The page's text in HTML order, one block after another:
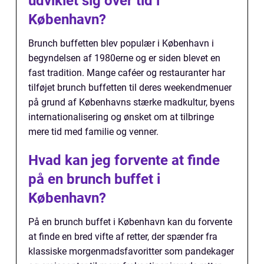
København?
Brunch buffetten blev populær i København i
begyndelsen af 1980erne og er siden blevet en
fast tradition. Mange caféer og restauranter har
tilføjet brunch buffetten til deres weekendmenuer
på grund af Københavns stærke madkultur, byens
internationalisering og ønsket om at tilbringe
mere tid med familie og venner.
Hvad kan jeg forvente at finde
på en brunch buffet i
København?
På en brunch buffet i København kan du forvente
at finde en bred vifte af retter, der spænder fra
klassiske morgenmadsfavoritter som pandekager